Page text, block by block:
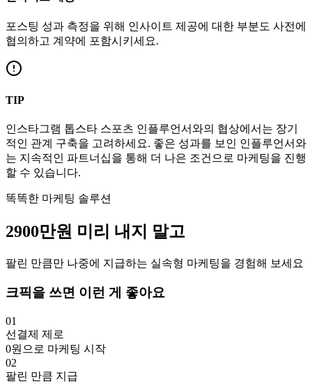
포스팅 성과 측정을 위해 인사이트 제공에 대한 부분도 사전에
협의하고 계약에 포함시키세요.
TIP
인스타그램 톱스타 스포츠 인플루언서와의 협상에서는 장기
적인 관계 구축을 고려하세요. 좋은 성과를 보인 인플루언서와
는 지속적인 파트너십을 통해 더 나은 조건으로 마케팅을 진행
할 수 있습니다.
똑똑한 마케팅 솔루션
2900만원 미리 내지 말고
팔린 만큼만 나중에 지급하는 실속형 마케팅을 경험해 보세요
크픽을 쓰면 이런 게 좋아요
01
선결제 제로
0원으로 마케팅 시작
02
팔린 만큼 지급